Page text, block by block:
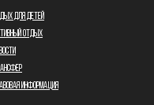
для детей
отдых
информация